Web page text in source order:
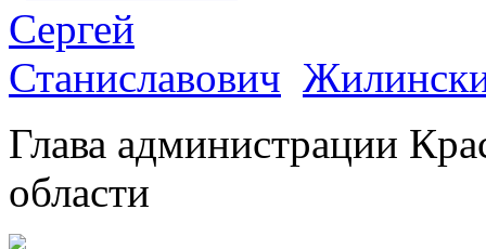
Глава администрации
области